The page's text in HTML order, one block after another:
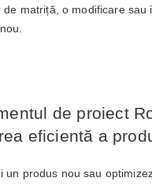
de matriță, o modificare sau
de proiect
eficientă a
un produs nou sau